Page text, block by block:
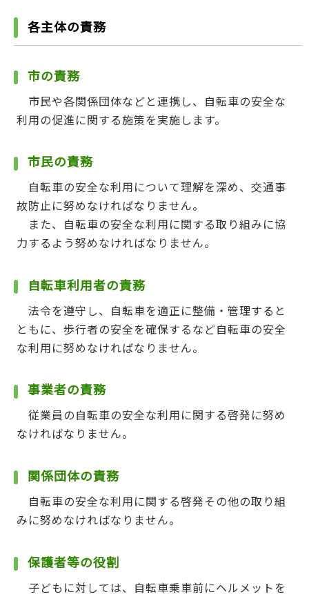
各主体の責務
市の責務
市民や各関係団体などと連携し、自転車の安全な
利用の促進に関する施策を実施します。
市民の責務
自転車の安全な利用について理解を深め、交通事
故防止に努めなければなりません。
また、自転車の安全な利用に関する取り組みに協
力するよう努めなければなりません。
自転車利用者の責務
法令を遵守し、自転車を適正に整備・管理すると
ともに、歩行者の安全を確保するなど自転車の安全
な利用に努めなければなりません。
事業者の責務
従業員の自転車の安全な利用に関する啓発に努め
なければなりません。
関係団体の責務
自転車の安全な利用に関する啓発その他の取り組
みに努めなければなりません。
保護者等の役割
子どもに対しては、自転車乗車前にヘルメットを